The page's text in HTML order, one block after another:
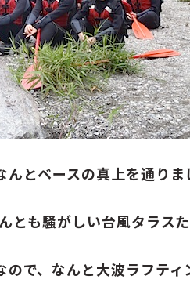
とベースの真上を通り
も騒がしい台風タラスた
で、なんと大波ラフティ